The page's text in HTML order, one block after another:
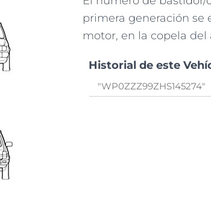
primera generación
motor, en la copela
Historial de este